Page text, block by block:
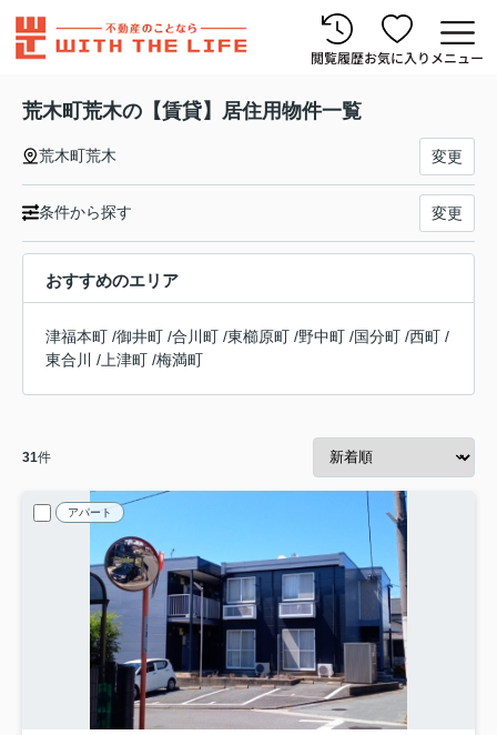
閲覧履歴お気に入り メニュー
荒木町荒木の【賃貸】居住用物件一覧
荒木町荒木 変更
条件から探す 変更
おすすめのエリア
津福本町 /御井町 /合川町 /東櫛原町 /野中町 /国分町 /西町 /
東合川
/ 上津町 /梅満町
31件
アパート